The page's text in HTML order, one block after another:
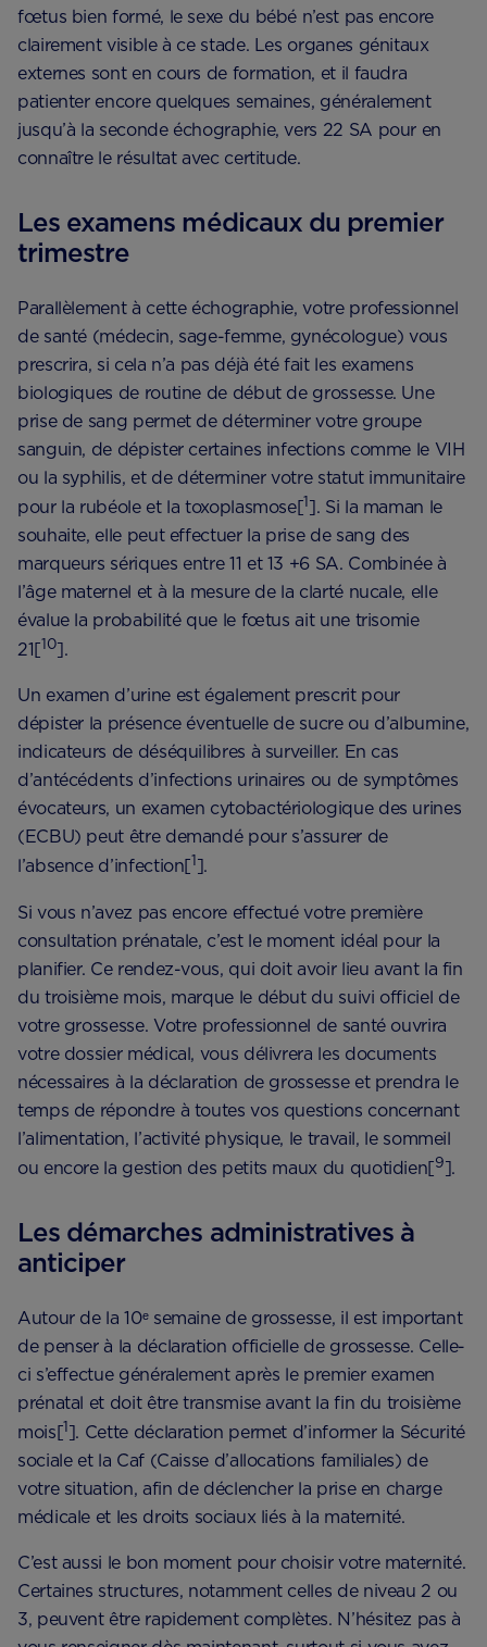
fœtus bien formé, le sexe du bébé n’est pas encore
clairement visible à ce stade. Les organes génitaux
externes sont en cours de formation, et il faudra
patienter encore quelques semaines, généralement
jusqu’à la seconde échographie, vers 22 SA pour en
connaître le résultat avec certitude.
Les examens médicaux du premier
trimestre
Parallèlement à cette échographie, votre professionnel
de santé (médecin, sage-femme, gynécologue) vous
prescrira, si cela n’a pas déjà été fait les examens
biologiques de routine de début de grossesse. Une
prise de sang permet de déterminer votre groupe
sanguin, de dépister certaines infections comme le VIH
ou la syphilis, et de déterminer votre statut immunitaire
pour la rubéole et la toxoplasmose[1]. Si la maman le
souhaite, elle peut effectuer la prise de sang des
marqueurs sériques entre 11 et 13 +6 SA. Combinée à
l’âge maternel et à la mesure de la clarté nucale, elle
évalue la probabilité que le fœtus ait une trisomie
21[10].
Un examen d’urine est également prescrit pour
dépister la présence éventuelle de sucre ou d’albumine,
indicateurs de déséquilibres à surveiller. En cas
d’antécédents d’infections urinaires ou de symptômes
évocateurs, un examen cytobactériologique des urines
(ECBU) peut être demandé pour s’assurer de
l’absence d’infection[1].
Si vous n’avez pas encore effectué votre première
consultation prénatale, c’est le moment idéal pour la
planifier. Ce rendez-vous, qui doit avoir lieu avant la fin
du troisième mois, marque le début du suivi officiel de
votre grossesse. Votre professionnel de santé ouvrira
votre dossier médical, vous délivrera les documents
nécessaires à la déclaration de grossesse et prendra le
temps de répondre à toutes vos questions concernant
l’alimentation, l’activité physique, le travail, le sommeil
ou encore la gestion des petits maux du quotidien[9].
Les démarches administratives à
anticiper
Autour de la 10ᵉ semaine de grossesse, il est important
de penser à la déclaration officielle de grossesse. Celle-
ci s’effectue généralement après le premier examen
prénatal et doit être transmise avant la fin du troisième
mois[1]. Cette déclaration permet d’informer la Sécurité
sociale et la Caf (Caisse d’allocations familiales) de
votre situation, afin de déclencher la prise en charge
médicale et les droits sociaux liés à la maternité.
C’est aussi le bon moment pour choisir votre maternité.
Certaines structures, notamment celles de niveau 2 ou
3, peuvent être rapidement complètes. N’hésitez pas à